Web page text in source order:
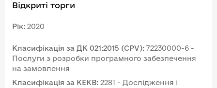
Відкриті торги
Рік: 2020
Класифікація за ДК 021:2015 (CPV): 72230000-6 -
Послуги з розробки програмного забезпечення
на замовлення
Класифікація за КЕКВ: 2281 - Дослідження і